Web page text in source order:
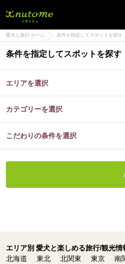
愛犬と旅行 ホーム 条件を指定してスポットを探す
条件を指定してスポットを探す
エリアを選択
カテゴリーを選択
こだわりの条件を選択
エリア別 愛犬と楽しめる旅行/観光情
北海道
東北 北関東 東京 南